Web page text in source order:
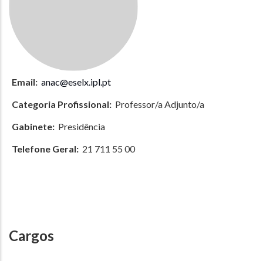
Email: anac@eselx.ipl.pt
Categoria Profissional: Professor/a Adjunto/a
Gabinete: Presidência
Telefone Geral: 21 711 55 00
Cargos